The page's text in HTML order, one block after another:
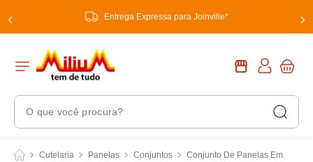
Entrega Expressa para Joinville*
O que você procura?
Cutelaria Panelas Conjuntos
Conjunto De Panelas Em
Termos Mais Buscados